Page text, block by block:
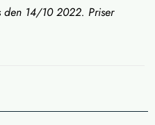
den 14/10 2022. Priser